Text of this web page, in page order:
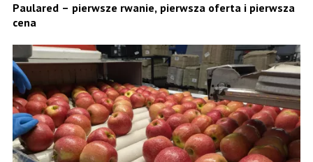
Paulared – pierwsze rwanie, pierwsza oferta i pierwsza
cena